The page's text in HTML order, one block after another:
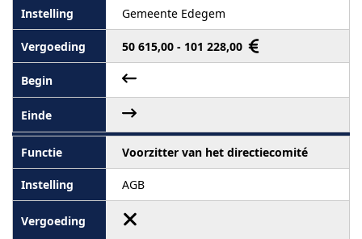
Gemeente Edegem
50 615,00 - 101 228,00
Voorzitter van het directiecomité
AGB